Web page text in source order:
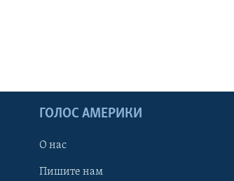
ГОЛОС АМЕРИКИ
О нас
Пишите нам